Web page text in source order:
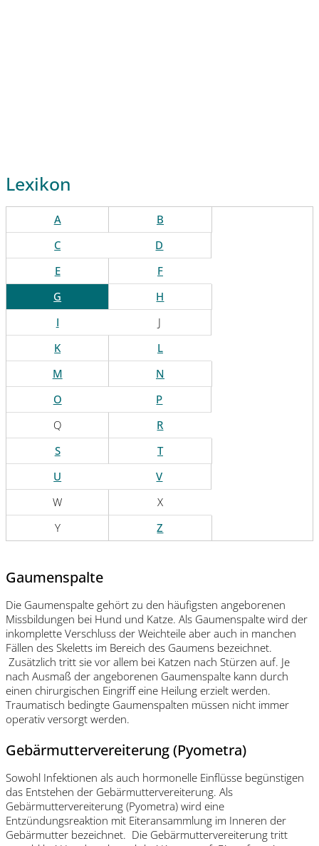
Lexikon
A
B
C
D
E
F
G
H
I
J
K
L
M
N
O
P
Q
R
S
T
U
V
W
X
Y
Z
Gaumenspalte
Die Gaumenspalte gehört zu den häufigsten angeborenen
Missbildungen bei Hund und Katze. Als Gaumenspalte wird der
inkomplette Verschluss der Weichteile aber auch in manchen
Fällen des Skeletts im Bereich des Gaumens bezeichnet.
Zusätzlich tritt sie vor allem bei Katzen nach Stürzen auf. Je
nach Ausmaß der angeborenen Gaumenspalte kann durch
einen chirurgischen Eingriff eine Heilung erzielt werden.
Traumatisch bedingte Gaumenspalten müssen nicht immer
operativ versorgt werden.
Gebärmuttervereiterung (Pyometra)
Sowohl Infektionen als auch hormonelle Einflüsse begünstigen
das Entstehen der Gebärmuttervereiterung. Als
Gebärmuttervereiterung (Pyometra) wird eine
Entzündungsreaktion mit Eiteransammlung im Inneren der
Gebärmutter bezeichnet. Die Gebärmuttervereiterung tritt